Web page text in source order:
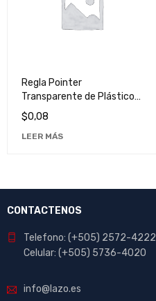
Regla Pointer
Transparente de Plástico
de 30cm - Herramienta
Escolar y de Oficina
$0,08
LEER MÁS
CONTACTENOS
Telefono: (+505) 2572-4222
Celular: (+505) 5736-4020
info@lazo.es